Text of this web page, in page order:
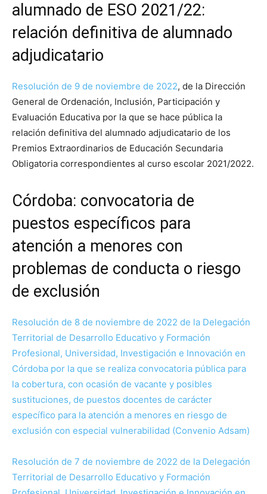
alumnado de ESO 2021/22:
relación definitiva de alumnado
adjudicatario
Resolución de 9 de noviembre de 2022, de la Dirección
General de Ordenación, Inclusión, Participación y
Evaluación Educativa por la que se hace pública la
relación definitiva del alumnado adjudicatario de los
Premios Extraordinarios de Educación Secundaria
Obligatoria correspondientes al curso escolar 2021/2022.
Córdoba: convocatoria de
puestos específicos para
atención a menores con
problemas de conducta o riesgo
de exclusión
Resolución de 8 de noviembre de 2022 de la Delegación
Territorial de Desarrollo Educativo y Formación
Profesional, Universidad, Investigación e Innovación en
Córdoba por la que se realiza convocatoria pública para
la cobertura, con ocasión de vacante y posibles
sustituciones, de puestos docentes de carácter
específico para la atención a menores en riesgo de
exclusión con especial vulnerabilidad (Convenio Adsam)
Resolución de 7 de noviembre de 2022 de la Delegación
Territorial de Desarrollo Educativo y Formación